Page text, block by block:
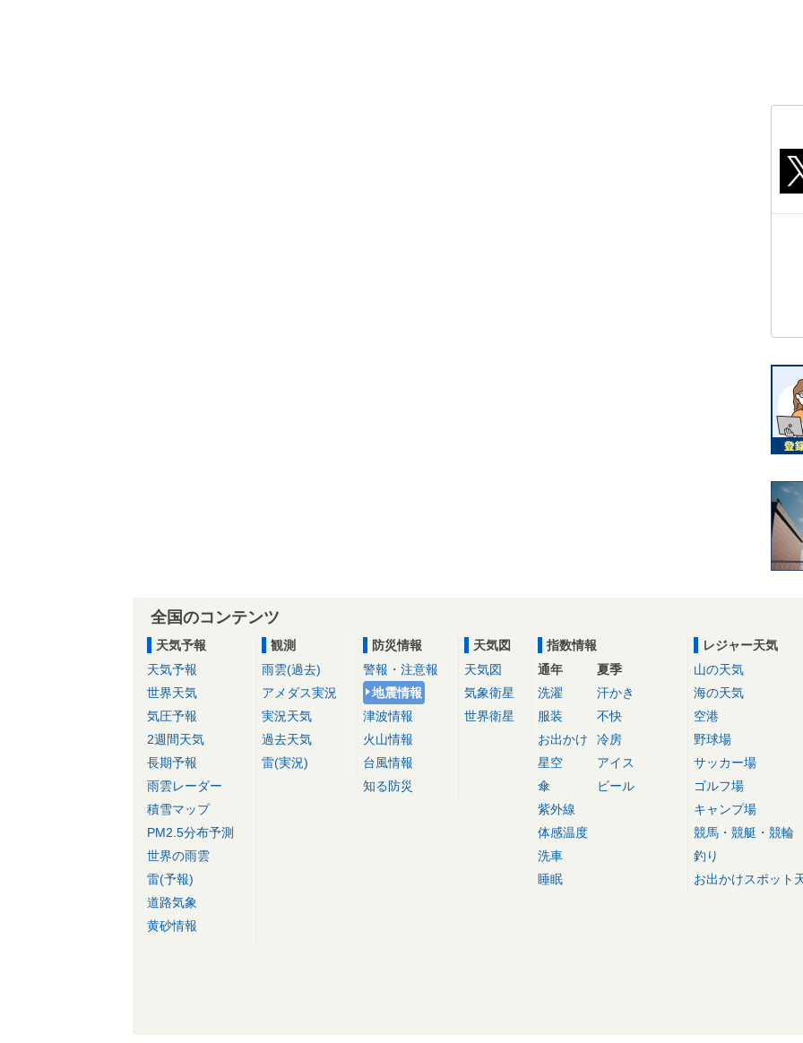
全国のコンテンツ
天気予報
天気予報
世界天気
気圧予報
2週間天気
長期予報
雨雲レーダー
積雪マップ
PM2.5分布予測
世界の雨雲
雷(予報)
道路気象
黄砂情報
観測
雨雲(過去)
アメダス実況
実況天気
過去天気
雷(実況)
防災情報
警報・注意報
地震情報
津波情報
火山情報
台風情報
知る防災
天気図
天気図
気象衛星
世界衛星
指数情報
通年
洗濯
服装
お出かけ
星空
傘
紫外線
体感温度
洗車
睡眠
夏季
汗かき
不快
冷房
アイス
ビール
レジャー天気
山の天気
海の天気
空港
野球場
サッカー場
ゴルフ場
キャンプ場
競馬・競艇・競輪
釣り
お出かけスポット